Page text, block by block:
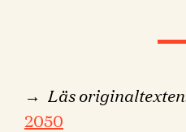
→ Läs
2050